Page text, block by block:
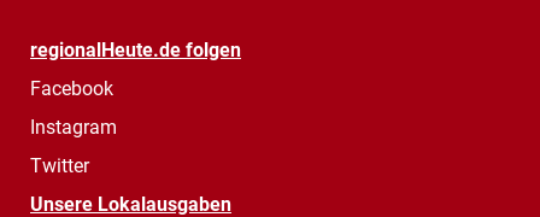
regionalHeute.de folgen
Facebook
Instagram
Twitter
Unsere Lokalausgaben